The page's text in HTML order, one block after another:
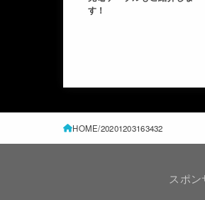
す！
HOME 20201203163432
スポン